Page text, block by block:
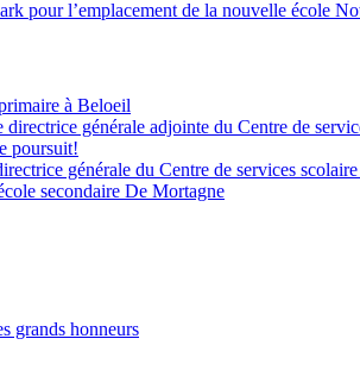
pour l’emplacement de la nouvelle école
à Beloeil
générale adjointe du Centre de
poursuit!
générale du Centre de services scolaire
secondaire De Mortagne
grands honneurs